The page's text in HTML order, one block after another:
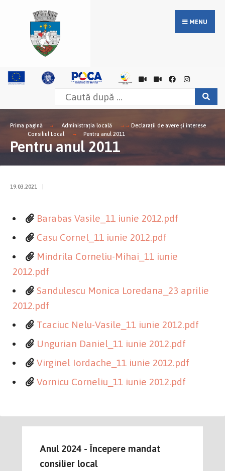
MENU
Prima pagină Administrația locală
Declarații de avere și interese
Consiliul Local
Pentru anul 2011
Pentru anul 2011
19.03.2021
Barabas Vasile_11 iunie 2012.pdf
Casu Cornel_11 iunie 2012.pdf
Mindrila Corneliu-Mihai_11 iunie
2012.pdf
Sandulescu Monica Loredana_23 aprilie
2012.pdf
Tcaciuc Nelu-Vasile_11 iunie 2012.pdf
Ungurian Daniel_11 iunie 2012.pdf
Virginel Iordache_11 iunie 2012.pdf
Vornicu Corneliu_11 iunie 2012.pdf
Anul 2024 - Începere mandat
consilier local